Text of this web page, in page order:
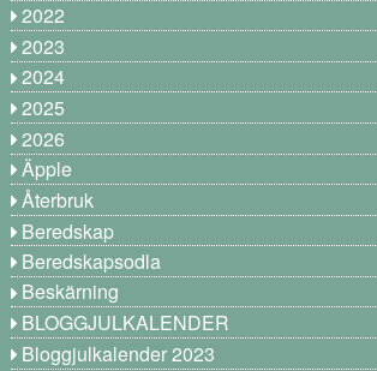
2022
2023
2024
2025
2026
Äpple
Återbruk
Beredskap
Beredskapsodla
Beskärning
BLOGGJULKALENDER
Bloggjulkalender 2023